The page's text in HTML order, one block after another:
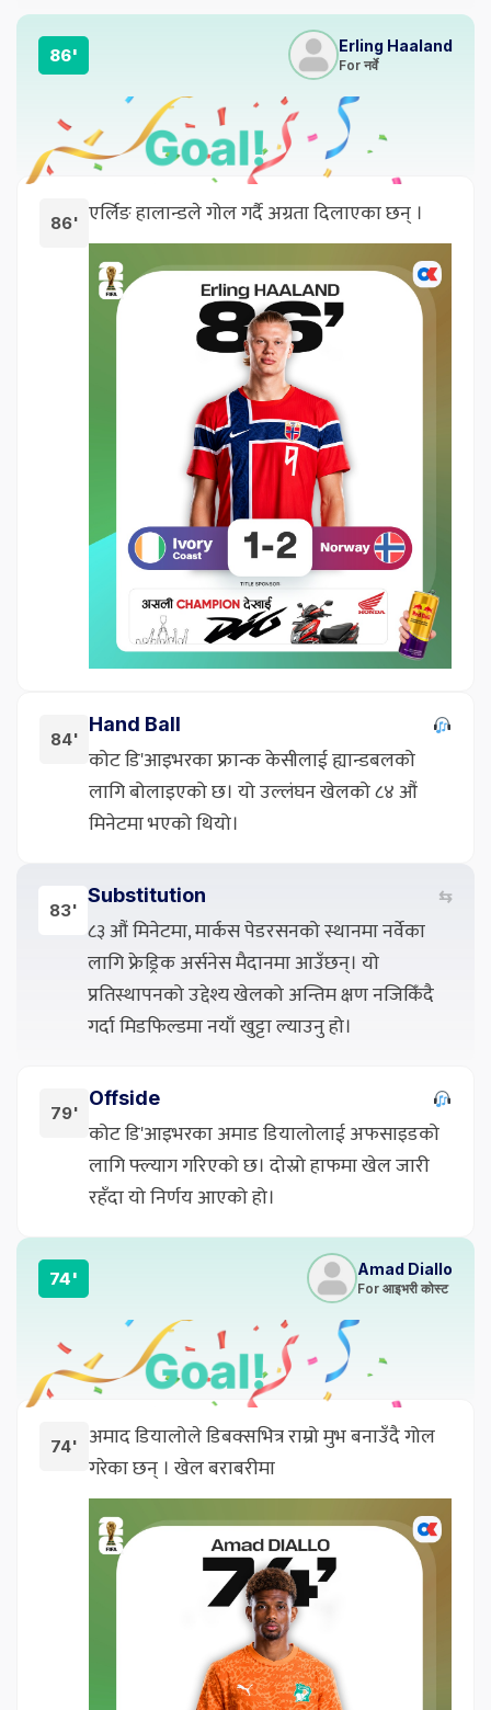
86' Erling Haaland
For नर्वे
86' एर्लिङ हालान्डले गोल गर्दै अग्रता दिलाएका छन् ।
84'
Hand Ball
कोट डि'आइभरका फ्रान्क केसीलाई ह्यान्डबलको
लागि बोलाइएको छ। यो उल्लंघन खेलको ८४ औं
मिनेटमा भएको थियो।
83'
Substitution ⇆
८३ औं मिनेटमा, मार्कस पेडरसनको स्थानमा नर्वेका
लागि फ्रेड्रिक अर्सनेस मैदानमा आउँछन्। यो
प्रतिस्थापनको उद्देश्य खेलको अन्तिम क्षण नजिकिँदै
गर्दा मिडफिल्डमा नयाँ खुट्टा ल्याउनु हो।
79'
Offside
कोट डि'आइभरका अमाड डियालोलाई अफसाइडको
लागि फ्ल्याग गरिएको छ। दोस्रो हाफमा खेल जारी
रहँदा यो निर्णय आएको हो।
74' Amad Diallo
For आइभरी कोस्ट
74'
अमाद डियालोले डिबक्सभित्र राम्रो मुभ बनाउँदै गोल
गरेका छन् । खेल बराबरीमा